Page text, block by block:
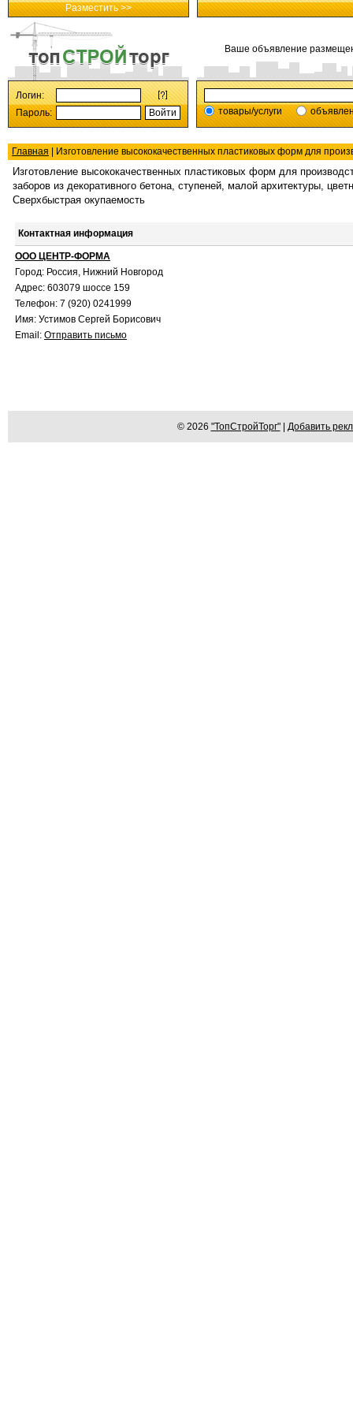
Разместить >>
Ваше объявление
Логин:
Пароль:
товары/услуги
Главная | Изготовление высококачественных пластиковых форм для
Изготовление высококачественных пластиковых форм для
заборов из декоративного бетона, ступеней, малой архитектуры,
Сверхбыстрая окупаемость
Контактная информация
ООО ЦЕНТР-ФОРМА
Город: Россия, Нижний Новгород
Адрес: 603079 шоссе 159
Телефон: 7 (920) 0241999
Имя: Устимов Сергей Борисович
Email: Отправить письмо
© 2026 "ТопСтройТорг"| Добавить